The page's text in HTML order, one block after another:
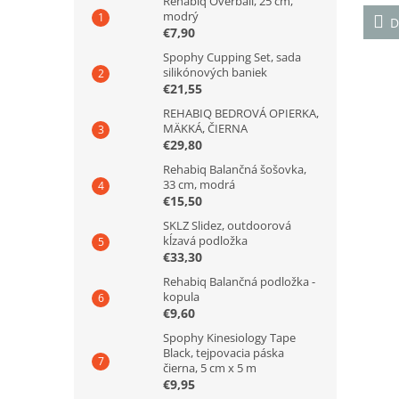
modrý
€7,90
Spophy Cupping Set, sada
silikónových baniek
€21,55
REHABIQ BEDROVÁ OPIERKA,
MÄKKÁ, ČIERNA
€29,80
Rehabiq Balančná šošovka,
33 cm, modrá
€15,50
SKLZ Slidez, outdoorová
kĺzavá podložka
€33,30
Rehabiq Balančná podložka -
kopula
€9,60
Spophy Kinesiology Tape
Black, tejpovacia páska
čierna, 5 cm x 5 m
€9,95
je
4,4
z